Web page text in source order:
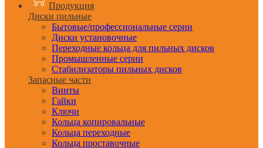
Продукция
Диски пильные
Бытовые/профессиональные серии
Диски установочные
Переходные кольца для пильных дисков
Промышленные серии
Стабилизаторы пильных дисков
Запасные части
Винты
Гайки
Ключи
Кольца копировальные
Кольца переходные
Кольца проставочные